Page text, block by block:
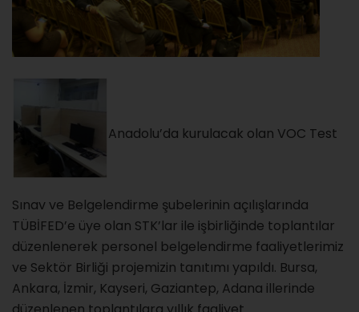
Anadolu’da kurulacak olan VOC Test
Sınav ve Belgelendirme şubelerinin açılışlarında
TÜBİFED’e üye olan STK’lar ile işbirliğinde toplantılar
düzenlenerek personel belgelendirme faaliyetlerimiz
ve Sektör Birliği projemizin tanıtımı yapıldı. Bursa,
Ankara, İzmir, Kayseri, Gaziantep, Adana illerinde